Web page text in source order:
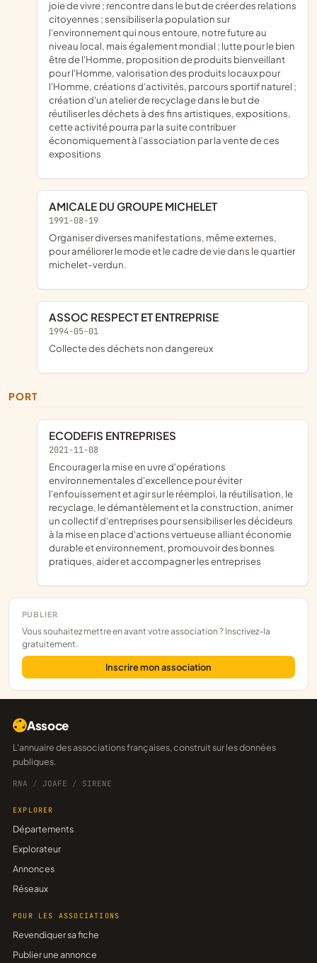
PUBLIER
Vous souhaitez mettre en avant votre association ? Inscrivez-la
gratuitement.
Inscrire mon association
joie de vivre ; rencontre dans le but de créer des relations
citoyennes ; sensibiliser la population sur
l'environnement qui nous entoure, notre future au
niveau local, mais également mondial ; lutte pour le bien
être de l'Homme, proposition de produits bienveillant
pour l'Homme, valorisation des produits locaux pour
l'Homme, créations d'activités, parcours sportif naturel ;
création d'un atelier de recyclage dans le but de
réutiliser les déchets à des fins artistiques, expositions,
cette activité pourra par la suite contribuer
économiquement à l'association par la vente de ces
expositions
AMICALE DU GROUPE MICHELET
1991-08-19
organiser diverses manifestations, même externes,
pour améliorer le mode et le cadre de vie dans le quartier
michelet-verdun.
ASSOC RESPECT ET ENTREPRISE
1994-05-01
Collecte des déchets non dangereux
PORT
ECODEFIS ENTREPRISES
2021-11-08
encourager la mise en uvre d'opérations
environnementales d'excellence pour éviter
l'enfouissement et agir sur le réemploi, la réutilisation, le
recyclage, le démantèlement et la construction, animer
un collectif d'entreprises pour sensibiliser les décideurs
à la mise en place d'actions vertueuse alliant économie
durable et environnement, promouvoir des bonnes
pratiques, aider et accompagner les entreprises
Assoce
L'annuaire des associations françaises, construit sur les données
publiques.
RNA / JOAFE / SIRENE
EXPLORER
Départements
Explorateur
Annonces
Réseaux
POUR LES ASSOCIATIONS
Revendiquer sa fiche
Publier une annonce